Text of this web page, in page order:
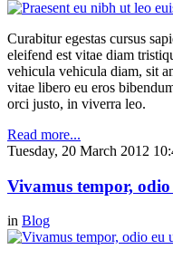
Curabitur egestas cursus
eleifend est vitae diam
vehicula vehicula diam, sit
vitae libero eu eros
orci justo, in viverra leo.
Read more...
Tuesday, 20 March 2012
Vivamus tempor,
in Blog